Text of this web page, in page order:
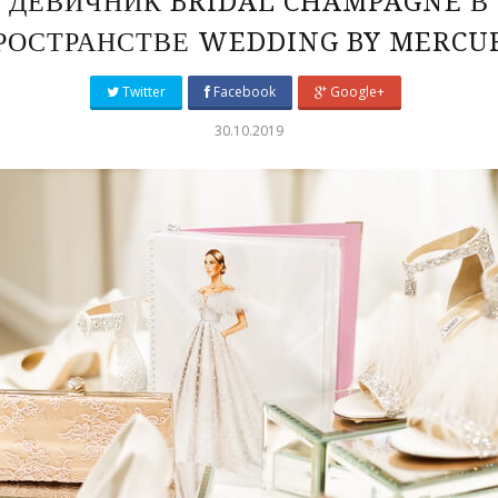
WEDDING BY
Twitter Facebook Google+
30.10.2019